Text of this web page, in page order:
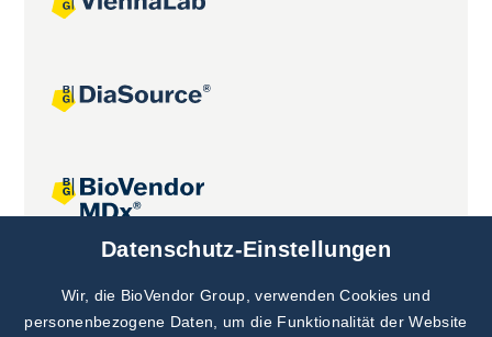
Datenschutz-Einstellungen
Wir, die BioVendor Group, verwenden Cookies und
personenbezogene Daten, um die Funktionalität der Website